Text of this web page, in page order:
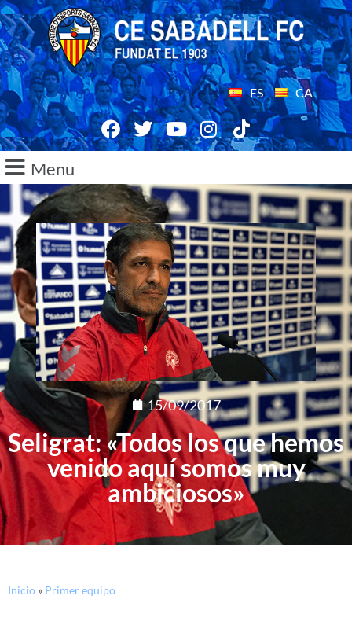
ES CA
Menu
15/09/2017
Seligrat: «Todos los que hemos
venido aquí somos muy
ambiciosos»
Inicio » Primer equipo